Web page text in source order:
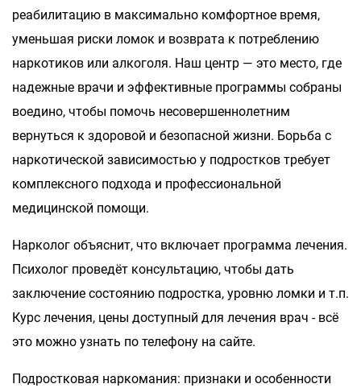
реабилитацию в максимально комфортное время,
уменьшая риски ломок и возврата к потреблению
наркотиков или алкоголя. Наш центр — это место, где
надежные врачи и эффективные программы собраны
воедино, чтобы помочь несовершеннолетним
вернуться к здоровой и безопасной жизни. Борьба с
наркотической зависимостью у подростков требует
комплексного подхода и профессиональной
медицинской помощи.
Нарколог объяснит, что включает программа лечения.
Психолог проведёт консультацию, чтобы дать
заключение состоянию подростка, уровню ломки и т.п.
Курс лечения, цены доступный для лечения врач - всё
это можно узнать по телефону на сайте.
Подростковая наркомания: признаки и особенности